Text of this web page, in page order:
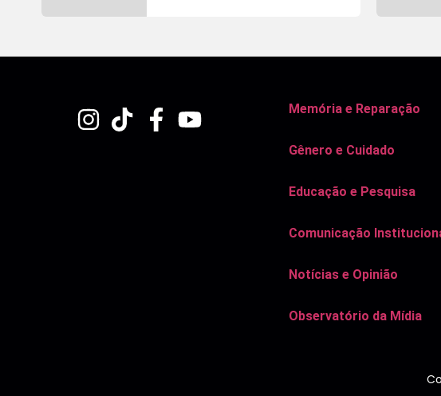
Memória e Reparação
Gênero e Cuidado
Educação e Pesquisa
Comunicação
Notícias e Opinião
Observatório da Mídia